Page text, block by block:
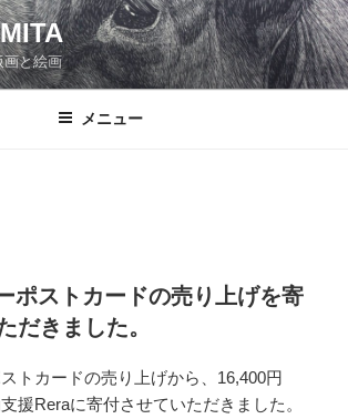
画と絵画
メニュー
ポストカードの売り上げを寄
だきました。
トカードの売り上げから、16,400円
援Reraに寄付させていただきました。